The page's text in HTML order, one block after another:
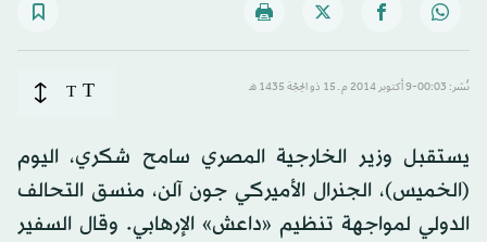
نُشر: 00:03-9 أكتوبر 2014 م ـ 15 ذو الحِجّة 1435 هـ T
T
يستقبل وزير الخارجية المصري سامح شكري، اليوم
(الخميس)، الجنرال الأميركي جون آلن، منسق التحالف
الدولي لمواجهة تنظيم «داعش» الإرهابي. وقال السفير